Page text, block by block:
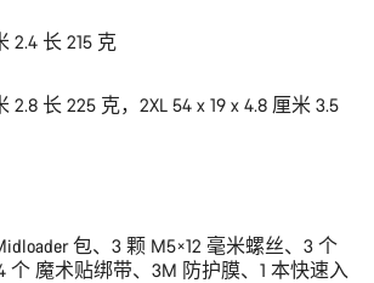
2.4 长 215 克
2.8 长 225 克，2XL 54 x 19 x 4.8 厘米 3.5
包、3 颗 M5×12 毫米螺丝、3 个
个 魔术贴绑带、3M 防护膜、1 本快速入